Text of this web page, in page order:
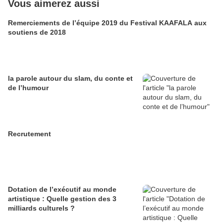
Vous aimerez aussi
Remerciements de l’équipe 2019 du Festival KAAFALA aux
soutiens de 2018
la parole autour du slam, du conte et
de l’humour
Recrutement
Dotation de l’exécutif au monde
artistique : Quelle gestion des 3
milliards culturels ?